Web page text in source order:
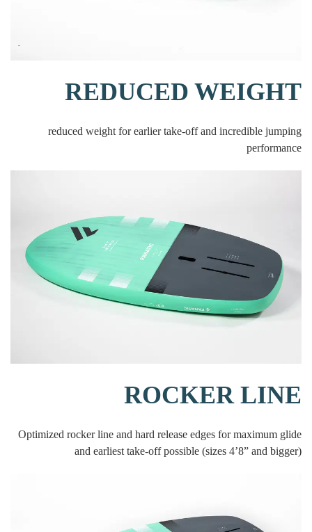
REDUCED WEIGHT
reduced weight for earlier take-off and incredible jumping
performance
ROCKER LINE
Optimized rocker line and hard release edges for maximum glide
and earliest take-off possible (sizes 4’8” and bigger)